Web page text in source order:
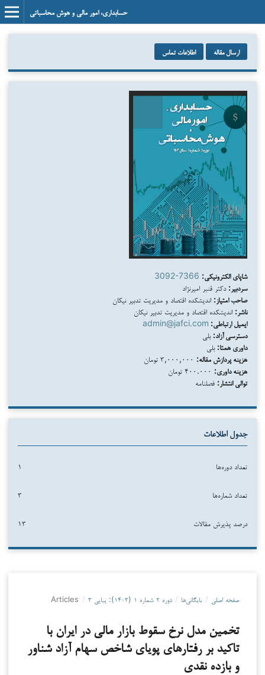
حسابداری، امور مالی و هوش محاسباتی
ارسال مقاله اطلاعات تماس
شاپای الکترونیکی: 3092-7366
سردبیر: دکتر قنبر امیرنژاد
صاحب امتیاز: اندیشکده اقتصاد و مدیریت تدبیر نیکان
ناشر: اندیشکده اقتصاد و مدیریت تدبیر نیکان
ایمیل ارتباطی: admin@jafci.com
دسترسی آزاد: بلی
داوری همتا: بلی
هزینه پردازش مقاله:
هزینه داوری:
توالی انتشار: فصلنامه
جدول اطلاعات
تعداد دوره‌ها ۱
تعداد شماره‌ها ۳
درصد پذیرش مقالات ۱۳
صفحه اصلی / بایگانی‌ها / دوره ۲ شماره ۱ (۱۴۰۳): پیاپی ۳ /
Articles
تخمین مدل نرخ سقوط بازار مالی در ایران با
تاکید بر رفتارهای پویای شاخص سهام آزاد شناور
و بازده نقدی